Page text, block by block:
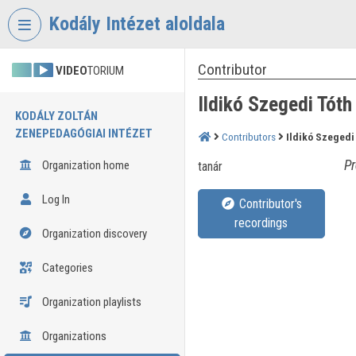
Skip header
Kodály Intézet aloldala
VIDEOTORIUM
KODÁLY ZOLTÁN
ZENEPEDAGÓGIAI INTÉZET
Organization home
Log In
Organization discovery
Categories
Organization playlists
Organizations
Contributor
Ildikó Szegedi Tóth
Contributors Ildikó Szegedi
tanár
Contributor's
recordings